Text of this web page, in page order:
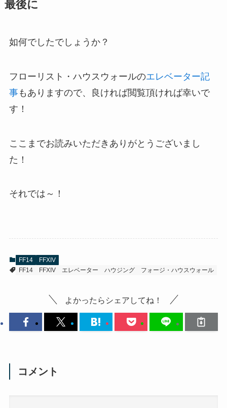
最後に
如何でしたでしょうか？
フローリスト・ハウスウォールのエレベーター記
事もありますので、良ければ閲覧頂ければ幸いで
す！
ここまでお読みいただきありがとうございまし
た！
それでは～！
FF14
FFXIV
FF14
FFXIV エレベーター ハウジング フォージ・ハウスウォール
よかったらシェアしてね！
コメント